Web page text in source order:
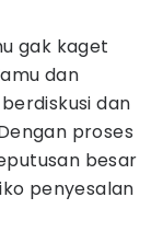
gak kaget
dan
dan
proses
besar
penyesalan